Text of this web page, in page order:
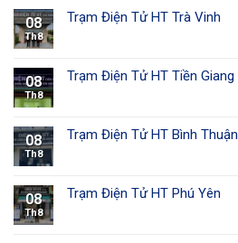
08
Th8
Trạm Điện Tử HT Trà Vinh
08
Th8
Trạm Điện Tử HT Tiền Giang
08
Th8
Trạm Điện Tử HT Bình Thuận
08
Th8
Trạm Điện Tử HT Phú Yên